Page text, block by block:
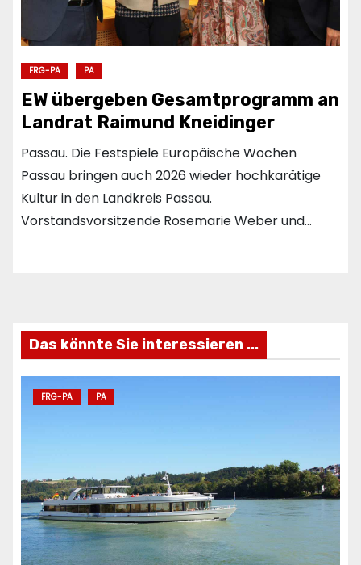
FRG-PA PA
EW übergeben Gesamtprogramm an
Landrat Raimund Kneidinger
Passau. Die Festspiele Europäische Wochen
Passau bringen auch 2026 wieder hochkarätige
Kultur in den Landkreis Passau.
Vorstandsvorsitzende Rosemarie Weber und…
Das könnte Sie interessieren ...
FRG-PA PA